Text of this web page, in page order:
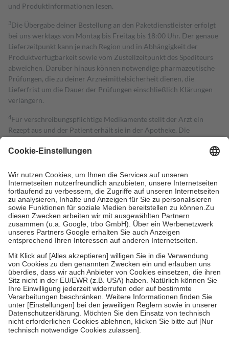
und Produktinformationen lesen.
3Die Übergabe deiner Bestellung an den Paketdienstleister erfolgt
bei uns werktags von Montag bis Freitag bis 18:00 Uhr. Der genaue
Lieferzeitpunkt kann je nach Region und in Abhängigkeit der
Produktverfügbarkeit sowie vom Zustellzeitpunkt des Spediteurs
abweichen. Darüber hinaus können notwendige pharmazeutische
Prüfungen, die zu deiner Arzneimittelsicherheit dienen, die
Lieferfrist um die Dauer der Prüfungen einschließlich Klärungen
verlängern.
4Für verschreibungspflichtige Medikamente stellt der Arzt ein
Rezept aus und der Patient erhält sie in der Apotheke. Die
Kosten dafür, der Versicherte trägt einen Teil davon als Zuzahlung
Grundsätzlich leisten Mitglieder Zuzahlungen in Höhe von zehn
Prozent des Abgabepreises,mindestensjedochfünf Euround
höchstens zehn Euro.Es sind jedoch nie mehr als die tatsächlichen
Kosten der Leistung zu entrichten.
Diese Regeln gelten grundsätzlich auch für Online-Apotheken.
Bei Heilmitteln und häuslicher Krankenpflege beträgt die
Zuzahlung zehn Prozent der Kosten sowie zehn Euro je
Um das Engagement der Versicherten für ihre eigene Gesundheit zu
stärken und die besondere Stellung der Familie zu unterstützen,
fallenkeine Zuzahlungen an bei:
• Kindern und Jugendlichen bis zum vollendeten 18. Lebensjahr
mit Ausnahme der Fahrkosten
• Untersuchungen zur Vorsorge und Früherkennung, die von der
GKV getragen werden
• empfohlenen Schutzimpfungen